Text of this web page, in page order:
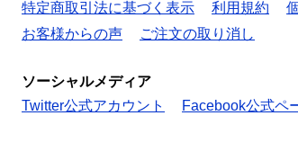
特定商取引法に基づく表示
利用規約
お客様からの声
ご注文の取り消し
ソーシャルメディア
Twitter公式アカウント
Facebook公式ペ